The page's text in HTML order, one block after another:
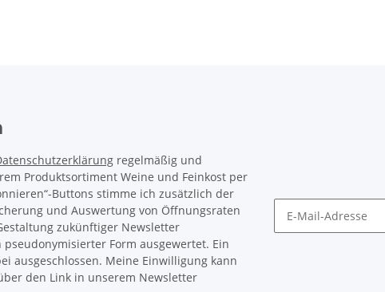
regelmäßig und
Produktsortiment Weine und Feinkost per
Buttons stimme ich zusätzlich der
und Auswertung von Öffnungsraten
zukünftiger Newsletter
Form ausgewertet. Ein
ausgeschlossen. Meine Einwilligung kann
den Link in unserem Newsletter